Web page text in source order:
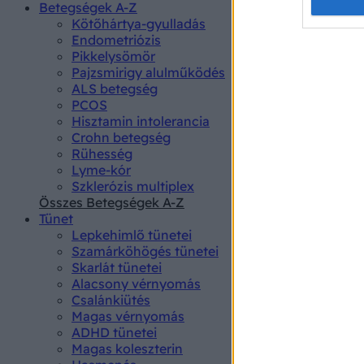
Betegségek A-Z
Kötőhártya-gyulladás
Endometriózis
Pikkelysömör
Pajzsmirigy alulműködés
ALS betegség
PCOS
Hisztamin intolerancia
Crohn betegség
Rühesség
Lyme-kór
Szklerózis multiplex
Összes Betegségek A-Z
Tünet
Lepkehimlő tünetei
Szamárköhögés tünetei
Skarlát tünetei
Alacsony vérnyomás
Csalánkiütés
Magas vérnyomás
ADHD tünetei
Magas koleszterin